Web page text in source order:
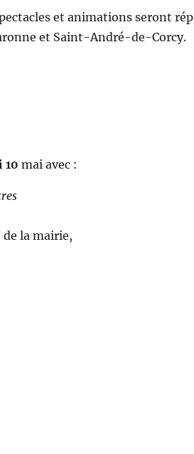
et animations seront
et Saint-André-de-Corcy.
10 mai avec :
de la mairie,